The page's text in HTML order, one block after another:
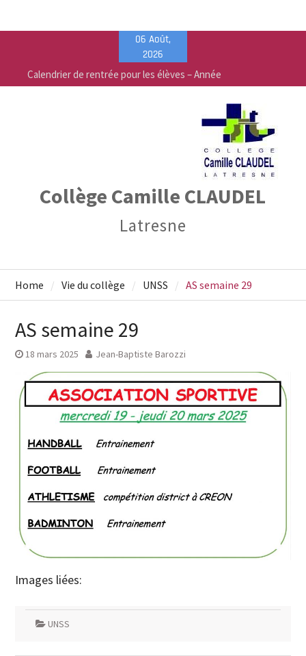
content
06 Août,
2026
Calendrier de rentrée pour les élèves – Année
scolaire 2026-2027
Liste des fournitures 2026-2027 – Collège Camille
Vente de fournitures scolaires – PEEP & Bureau
Collège Camille CLAUDEL
Latresne
Home Vie du collège UNSS AS semaine 29
AS semaine 29
18 mars 2025 Jean-Baptiste Barozzi
Images liées:
UNSS